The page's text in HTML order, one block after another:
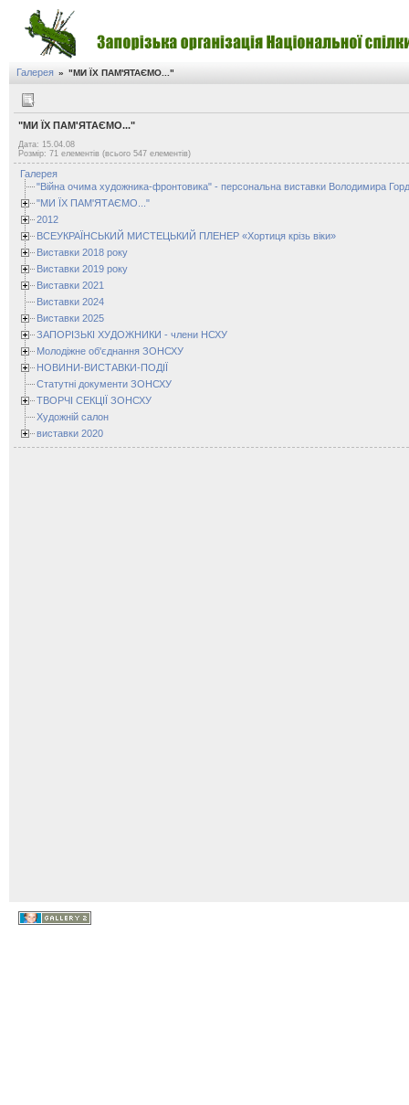
Галерея » "МИ ЇХ ПАМ'ЯТАЄМО..."
"МИ ЇХ ПАМ'ЯТАЄМО..."
Дата: 15.04.08
Розмір: 71 елементів (всього 547 елементів)
Галерея
"Війна очима художника-фронтовика" - персональна виставки Володимира
"МИ ЇХ ПАМ'ЯТАЄМО..."
2012
ВСЕУКРАЇНСЬКИЙ МИСТЕЦЬКИЙ ПЛЕНЕР «Хортиця крізь віки»
Виставки 2018 року
Виставки 2019 року
Виставки 2021
Виставки 2024
Виставки 2025
ЗАПОРІЗЬКІ ХУДОЖНИКИ - члени НСХУ
Молодіжне об'єднання ЗОНСХУ
НОВИНИ-ВИСТАВКИ-ПОДІЇ
Статутні документи ЗОНСХУ
ТВОРЧІ СЕКЦІЇ ЗОНСХУ
Художній салон
виставки 2020